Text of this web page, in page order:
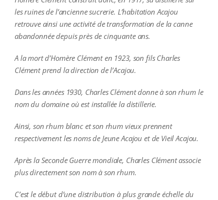
les ruines de l’ancienne sucrerie. L’habitation Acajou
retrouve ainsi une activité de transformation de la canne
abandonnée depuis près de cinquante ans.
A la mort d’Homère Clément en 1923, son fils Charles
Clément prend la direction de l’Acajou.
Dans les années 1930, Charles Clément donne à son rhum le
nom du domaine où est installée la distillerie.
Ainsi, son rhum blanc et son rhum vieux prennent
respectivement les noms de Jeune Acajou et de Vieil Acajou.
Après la Seconde Guerre mondiale, Charles Clément associe
plus directement son nom à son rhum.
C’est le début d’une distribution à plus grande échelle du